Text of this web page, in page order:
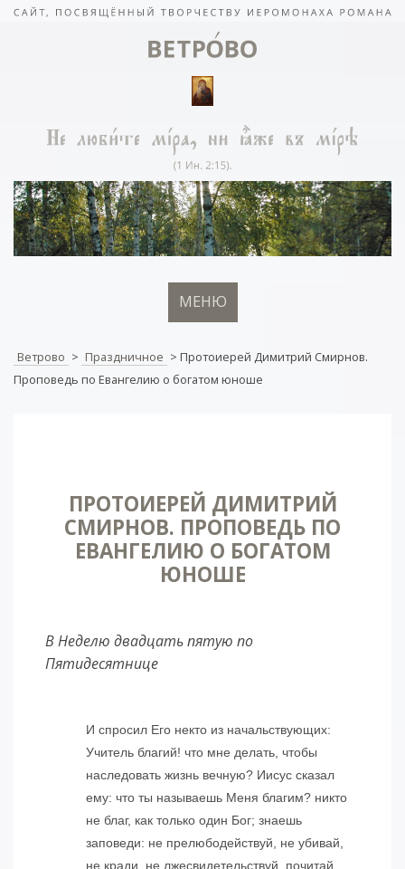
МЕНЮ
Ветрово > Праздничное > Протоиерей Димитрий Смирнов.
Проповедь по Евангелию о богатом юноше
ПРОТОИЕРЕЙ ДИМИТРИЙ
СМИРНОВ. ПРОПОВЕДЬ ПО
ЕВАНГЕЛИЮ О БОГАТОМ
ЮНОШЕ
В Неделю двадцать пятую по
Пятидесятнице
И спросил Его некто из начальствующих:
Учитель благий! что мне делать, чтобы
наследовать жизнь вечную? Иисус сказал
ему: что ты называешь Меня благим? никто
не благ, как только один Бог; знаешь
заповеди: не прелюбодействуй, не убивай,
не кради, не лжесвидетельствуй, почитай